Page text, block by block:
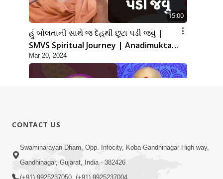
15:00
હું બોલતાની સાથે જ દેહથી છૂટા પડી જવું |
SMVS Spiritual Journey | Anadimukta
Gyan
Mar 20, 2024
17:00
હું કોણ છું ? ભાગ 1 | SMVS Spiritual
Journey | Anadimukta Gyan
CONTACT US
Swaminarayan Dham, Opp. Infocity, Koba-Gandhinagar High way,
Gandhinagar, Gujarat, India - 382426
(+91) 9925237050, (+91) 9925237004